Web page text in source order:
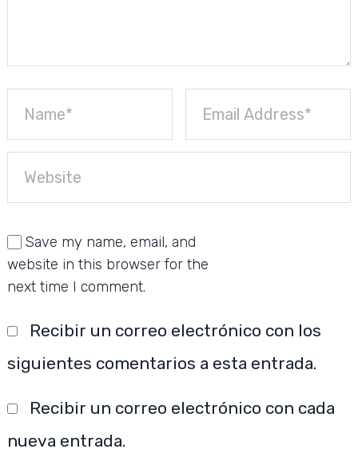
Save my name, email, and
website in this browser for the
next time I comment.
Recibir un correo electrónico con los
siguientes comentarios a esta entrada.
Recibir un correo electrónico con cada
nueva entrada.